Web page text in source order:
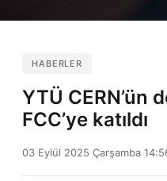
HABERLER
YTÜ CERN’ün
FCC’ye katıldı
03 Eylül 2025 Çarşamba